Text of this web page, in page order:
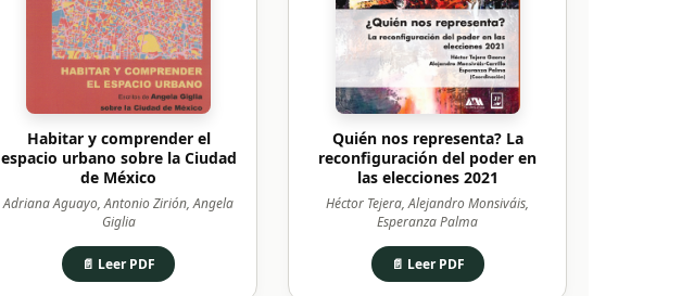
Habitar y comprender el
espacio urbano sobre la Ciudad
de México
Adriana Aguayo, Antonio Zirión, Angela
Giglia
📄 Leer PDF
Quién nos representa? La
reconfiguración del poder en
las elecciones 2021
Héctor Tejera, Alejandro Monsiváis,
Esperanza Palma
📄 Leer PDF